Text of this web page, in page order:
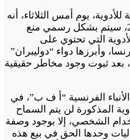
يوم أمس الثلاثاء، أنه
ابتداء من 15 يناير 2020، سيتم بشكل رسمي منع
التي تحتوي على
وأبرزها دواء “دوليبران”
بعد ثبوت وجود مخاطر حقيقية
الفرنسية “أ ف ب”، في
المذكورة لن يتم السماح
الشخصي، إلا بوجود وصفة
وحدها الحق في بيع هذه